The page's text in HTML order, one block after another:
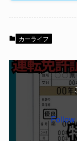
カーライフ
Follow